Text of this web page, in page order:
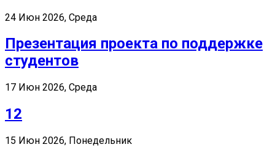
24 Июн 2026, Среда
Презентация проекта по поддержке
студентов
17 Июн 2026, Среда
12
15 Июн 2026, Понедельник